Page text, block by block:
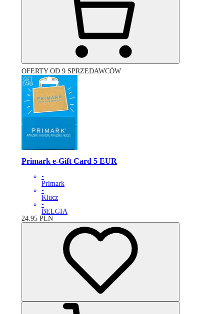
OFERTY OD 9 SPRZEDAWCÓW
Primark e-Gift Card 5 EUR
•
Primark
•
Klucz
•
BELGIA
24.95 PLN